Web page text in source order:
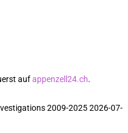
aufappenzell24.ch.
2009-2025 2026-07-